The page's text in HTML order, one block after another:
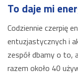
To daje mi
Codziennie czerpię
entuzjastycznych i
zespół dbamy o to,
razem około 40